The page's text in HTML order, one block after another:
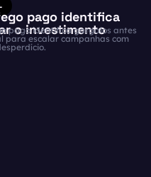
pago identifica
o investimento
pago identifica gargalos antes
para escalar campanhas com